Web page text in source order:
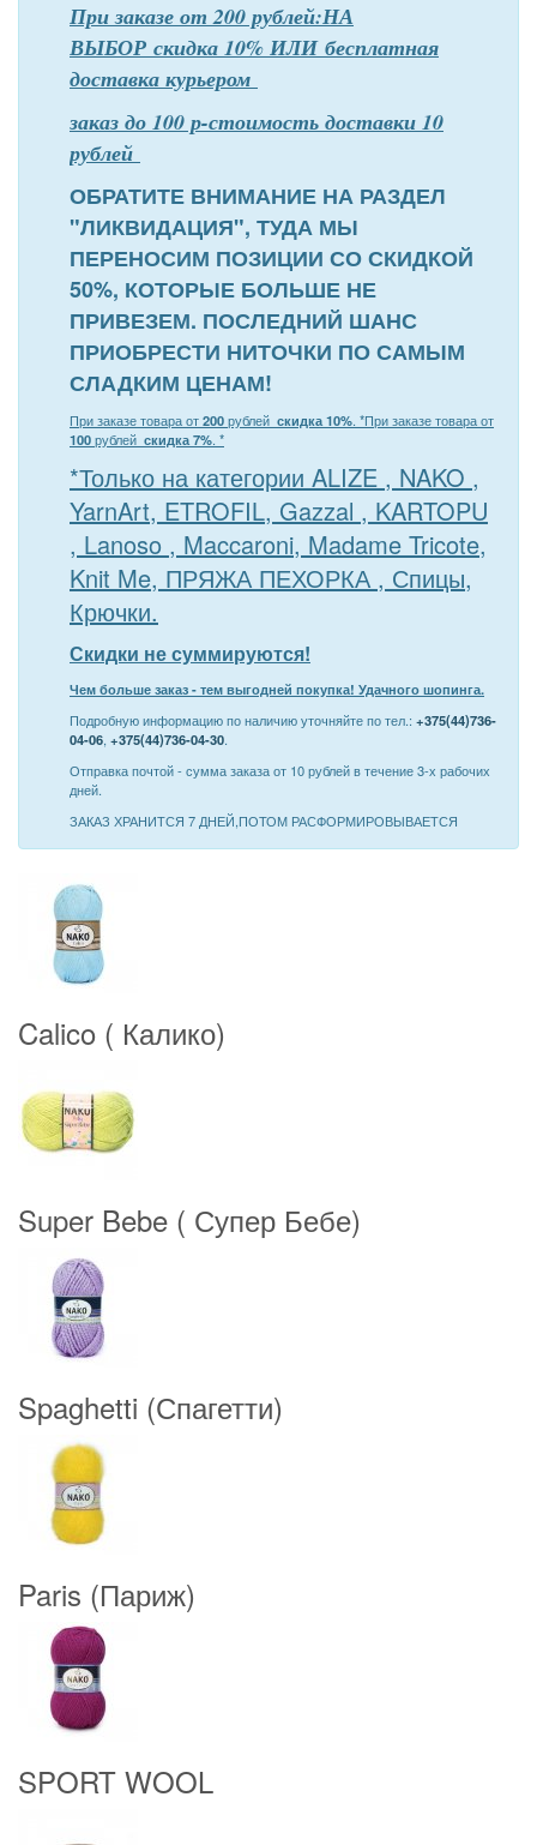
При заказе от 200 рублей:НА
ВЫБОР скидка 10% ИЛИ бесплатная
доставка курьером
заказ до 100 р-стоимость доставки 10
рублей
ОБРАТИТЕ ВНИМАНИЕ НА РАЗДЕЛ
"ЛИКВИДАЦИЯ", ТУДА МЫ
ПЕРЕНОСИМ ПОЗИЦИИ СО СКИДКОЙ
50%, КОТОРЫЕ БОЛЬШЕ НЕ
ПРИВЕЗЕМ. ПОСЛЕДНИЙ ШАНС
ПРИОБРЕСТИ НИТОЧКИ ПО САМЫМ
СЛАДКИМ ЦЕНАМ!
При заказе товара от200рублей скидка 10%. *При заказе товара от
100рублей скидка 7%. *
*Только на категории ALIZE , NAKO ,
YarnArt, ETROFIL, Gazzal , KARTOPU
, Lanoso , Maccaroni, Madame Tricote,
Knit Me, ПРЯЖА ПЕХОРКА , Спицы,
Крючки.
Скидки не суммируются!
Чем больше заказ - тем выгодней покупка! Удачного шопинга.
Подробную информацию по наличию уточняйте по тел.: +375(44)736-
04-06, +375(44)736-04-30.
Отправка почтой - сумма заказа от 10 рублей в течение 3-х рабочих
дней.
ЗАКАЗ ХРАНИТСЯ 7 ДНЕЙ,ПОТОМ РАСФОРМИРОВЫВАЕТСЯ
Calico ( Калико)
Super Bebe ( Супер Бебе)
Spaghetti (Спагетти)
Paris (Париж)
SPORT WOOL